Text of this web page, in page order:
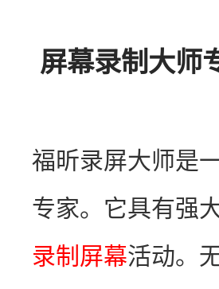
屏幕录制大师
福昕录屏大师是
专家。它具有强
录制屏幕活动。